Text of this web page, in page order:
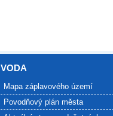
VODA
Mapa záplavového území
Povodňový plán města